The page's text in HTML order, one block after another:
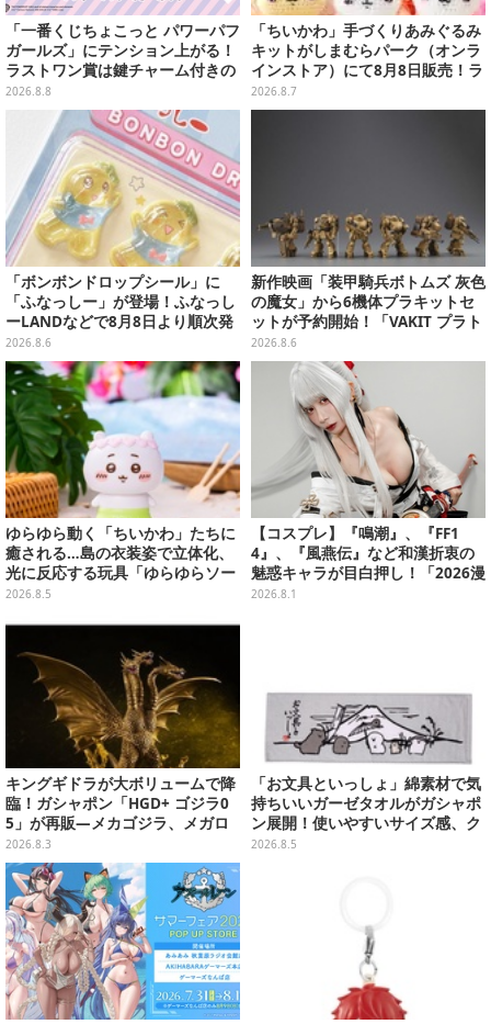
「一番くじちょこっと パワーパフ
ガールズ」にテンション上がる！
ラストワン賞は鍵チャーム付きの
シール帳スペシャルセット
2026.8.8
「ちいかわ」手づくりあみぐるみ
キットがしまむらパーク（オンラ
インストア）にて8月8日販売！ラ
インナップ全3種、初心者向きの
編み方で作れちゃう
2026.8.7
「ボンボンドロップシール」に
「ふなっしー」が登場！ふなっし
ーLANDなどで8月8日より順次発
売
2026.8.6
新作映画「装甲騎兵ボトムズ 灰色
の魔女」から6機体プラキットセ
ットが予約開始！「VAKIT プラト
ーン」第1弾、各部関節可動仕様
2026.8.6
ゆらゆら動く「ちいかわ」たちに
癒される…島の衣装姿で立体化、
光に反応する玩具「ゆらゆらソー
ラー」全8種が全国アミューズメ
2026.8.5
【コスプレ】『鳴潮』、『FF1
4』、『風燕伝』など和漢折衷の
魅惑キャラが目白押し！「2026漫
画博覧会」美麗レイヤー13選【写
2026.8.1
キングギドラが大ボリュームで降
臨！ガシャポン「HGD+ ゴジラ0
5」が再販―メカゴジラ、メガロ
なども揃った全4種
2026.8.3
「お文具といっしょ」綿素材で気
持ちいいガーゼタオルがガシャポ
ン展開！使いやすいサイズ感、ク
ールな和柄や可愛らしいお寿司な
2026.8.5